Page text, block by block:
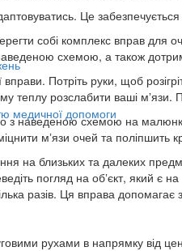
медичної допомоги
Це
собі комплекс вправ для
схемою, а також
Потріть руки, щоб
теплу розслабити ваші мʼязи.
з наведеною схемою на
мʼязи очей та поліпшить
на близьких та далеких
погляд на обʼєкт, який є
разів. Ця вправа допомагає
рухами в напрямку від